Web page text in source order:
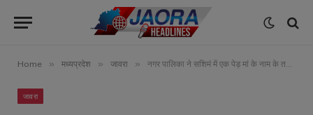
Home » मध्यप्रदेश » जावरा » नगर पालिका ने सशिमं में एक पेड़ मां के नाम के तहत रौपे 51 पौधे, बनाई मानव श्रृंखला, किया स्वच्छता संवाद
जावरा